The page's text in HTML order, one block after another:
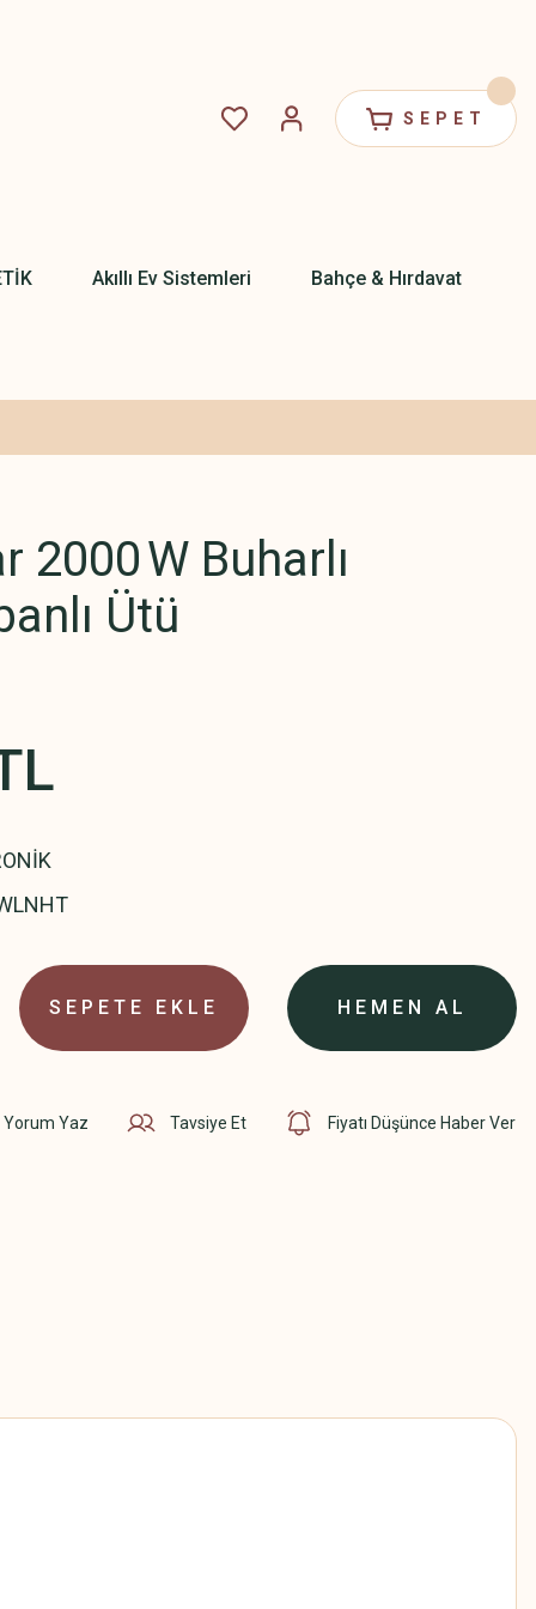
SEPET
Akıllı Ev Sistemleri Bahçe & Hırdavat
2000 W Buharlı
Ütü
SEPETE EKLE HEMEN AL
Yorum Yaz Tavsiye Et Fiyatı Düşünce Haber Ver